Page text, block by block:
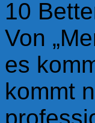
10
Von
es
kommt